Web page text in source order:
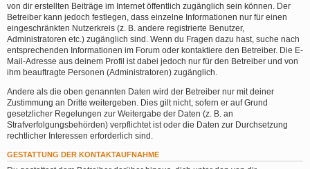
von dir erstellten Beiträge im Internet öffentlich zugänglich sein können. Der
Betreiber kann jedoch festlegen, dass einzelne Informationen nur für einen
eingeschränkten Nutzerkreis (z. B. andere registrierte Benutzer,
Administratoren etc.) zugänglich sind. Wenn du Fragen dazu hast, suche nach
entsprechenden Informationen im Forum oder kontaktiere den Betreiber. Die E-
Mail-Adresse aus deinem Profil ist dabei jedoch nur für den Betreiber und von
ihm beauftragte Personen (Administratoren) zugänglich.
Andere als die oben genannten Daten wird der Betreiber nur mit deiner
Zustimmung an Dritte weitergeben. Dies gilt nicht, sofern er auf Grund
gesetzlicher Regelungen zur Weitergabe der Daten (z. B. an
Strafverfolgungsbehörden) verpflichtet ist oder die Daten zur Durchsetzung
rechtlicher Interessen erforderlich sind.
GESTATTUNG DER KONTAKTAUFNAHME